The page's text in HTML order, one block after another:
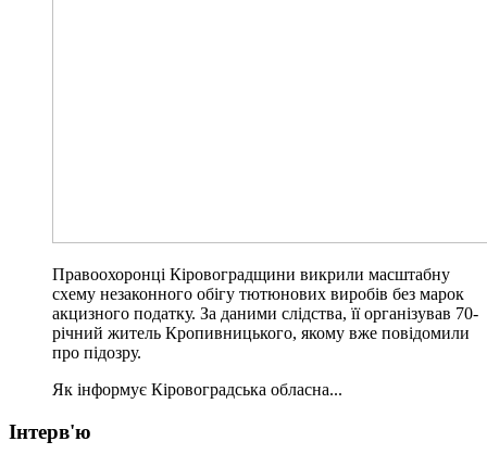
Правоохоронці Кіровоградщини викрили масштабну
схему незаконного обігу тютюнових виробів без марок
акцизного податку. За даними слідства, її організував 70-
річний житель Кропивницького, якому вже повідомили
про підозру.
Як інформує Кіровоградська обласна...
Інтерв'ю